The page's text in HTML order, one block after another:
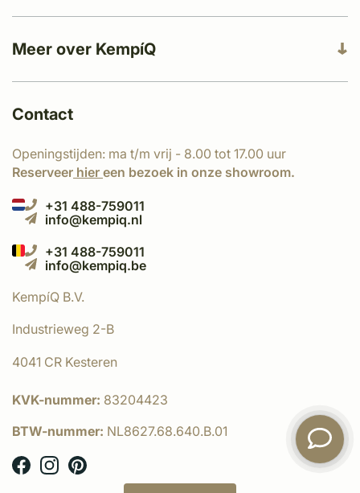
Meer over KempíQ
Contact
Openingstijden: ma t/m vrij - 8.00 tot 17.00 uur
Reserveer hier een bezoek in onze showroom.
+31 488-759011
info@kempiq.nl
+31 488-759011
info@kempiq.be
KempíQ B.V.
Industrieweg 2-B
4041 CR Kesteren
KVK-nummer: 83204423
BTW-nummer: NL8627.68.640.B.01